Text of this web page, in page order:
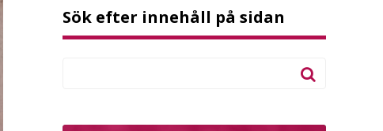
Sök efter innehåll på sidan